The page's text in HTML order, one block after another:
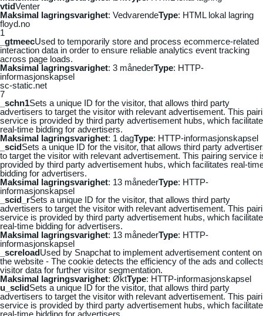
vtidVenter
Maksimal lagringsvarighet: VedvarendeType: HTML lokal lagring
floyd.no
1
_gtmeecUsed to temporarily store and process ecommerce-related
interaction data in order to ensure reliable analytics event tracking
across page loads.
Maksimal lagringsvarighet: 3 månederType: HTTP-
informasjonskapsel
sc-static.net
7
_schn1Sets a unique ID for the visitor, that allows third party
advertisers to target the visitor with relevant advertisement. This
service is provided by third party advertisement hubs, which
real-time bidding for advertisers.
Maksimal lagringsvarighet: 1 dagType: HTTP-informasjonskapsel
_scidSets a unique ID for the visitor, that allows third party
to target the visitor with relevant advertisement. This pairing service
provided by third party advertisement hubs, which facilitates real-
bidding for advertisers.
Maksimal lagringsvarighet: 13 månederType: HTTP-
informasjonskapsel
_scid_rSets a unique ID for the visitor, that allows third party
advertisers to target the visitor with relevant advertisement. This
service is provided by third party advertisement hubs, which
real-time bidding for advertisers.
Maksimal lagringsvarighet: 13 månederType: HTTP-
informasjonskapsel
_screloadUsed by Snapchat to implement advertisement content on
the website - The cookie detects the efficiency of the ads and
visitor data for further visitor segmentation.
Maksimal lagringsvarighet: ØktType: HTTP-informasjonskapsel
u_sclidSets a unique ID for the visitor, that allows third party
advertisers to target the visitor with relevant advertisement. This
service is provided by third party advertisement hubs, which
real-time bidding for advertisers.